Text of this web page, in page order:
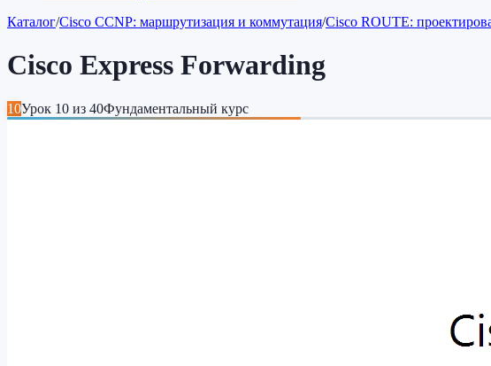
Каталог/Cisco CCNP: маршрутизация и коммутация/Cisco ROUTE:
Cisco Express Forwarding
10Урок 10 из 40Фундаментальный курс